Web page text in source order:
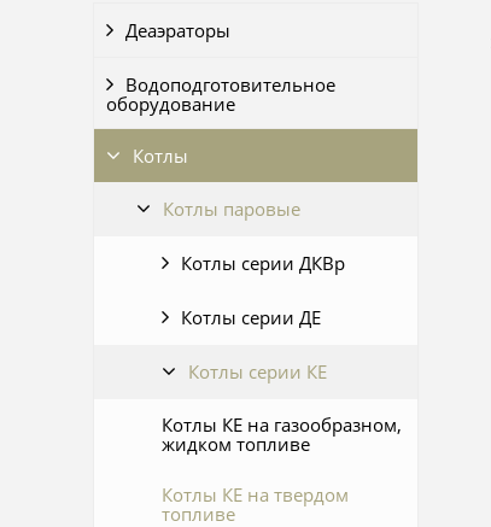
Деаэраторы
Водоподготовительное
оборудование
Котлы
Котлы паровые
Котлы серии ДКВр
Котлы серии ДЕ
Котлы серии КЕ
Котлы КЕ на газообразном,
жидком топливе
Котлы КЕ на твердом
топливе